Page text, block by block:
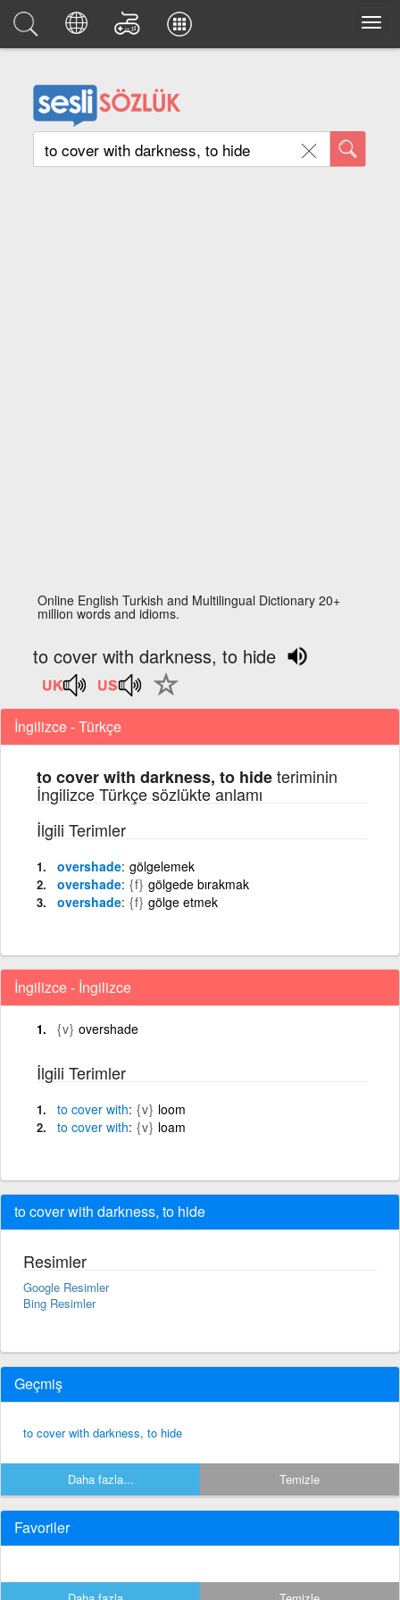
Online English Turkish and Multilingual Dictionary 20+
million words and idioms.
to cover with darkness, to hide
İngilizce - Türkçe
to cover with darkness, to hideteriminin
İngilizce Türkçe sözlükte anlamı
İlgili Terimler
overshade gölgelemek
overshade {f} gölgede bırakmak
overshade {f} gölge etmek
İngilizce - İngilizce
{v} overshade
İlgili Terimler
to cover with {v} loom
to cover with {v} loam
to cover with darkness, to hide
Resimler
Google Resimler
Bing Resimler
Geçmiş
to cover with darkness, to hide
Daha fazla... Temizle
Favoriler